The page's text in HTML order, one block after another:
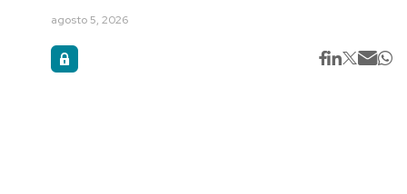
agosto 5, 2026